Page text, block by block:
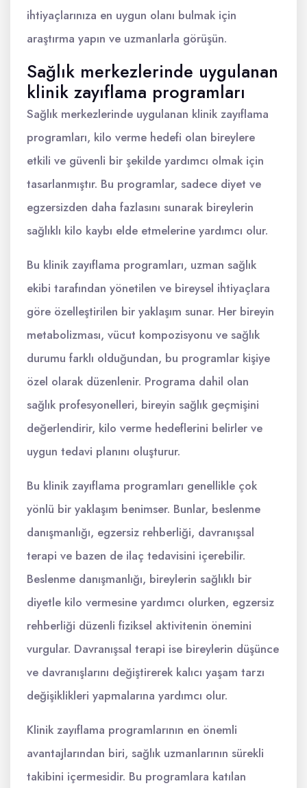
ihtiyaçlarınıza en uygun olanı bulmak için
araştırma yapın ve uzmanlarla görüşün.
Sağlık merkezlerinde uygulanan
klinik zayıflama programları
Sağlık merkezlerinde uygulanan klinik zayıflama
programları, kilo verme hedefi olan bireylere
etkili ve güvenli bir şekilde yardımcı olmak için
tasarlanmıştır. Bu programlar, sadece diyet ve
egzersizden daha fazlasını sunarak bireylerin
sağlıklı kilo kaybı elde etmelerine yardımcı olur.
Bu klinik zayıflama programları, uzman sağlık
ekibi tarafından yönetilen ve bireysel ihtiyaçlara
göre özelleştirilen bir yaklaşım sunar. Her bireyin
metabolizması, vücut kompozisyonu ve sağlık
durumu farklı olduğundan, bu programlar kişiye
özel olarak düzenlenir. Programa dahil olan
sağlık profesyonelleri, bireyin sağlık geçmişini
değerlendirir, kilo verme hedeflerini belirler ve
uygun tedavi planını oluşturur.
Bu klinik zayıflama programları genellikle çok
yönlü bir yaklaşım benimser. Bunlar, beslenme
danışmanlığı, egzersiz rehberliği, davranışsal
terapi ve bazen de ilaç tedavisini içerebilir.
Beslenme danışmanlığı, bireylerin sağlıklı bir
diyetle kilo vermesine yardımcı olurken, egzersiz
rehberliği düzenli fiziksel aktivitenin önemini
vurgular. Davranışsal terapi ise bireylerin düşünce
ve davranışlarını değiştirerek kalıcı yaşam tarzı
değişiklikleri yapmalarına yardımcı olur.
Klinik zayıflama programlarının en önemli
avantajlarından biri, sağlık uzmanlarının sürekli
takibini içermesidir. Bu programlara katılan